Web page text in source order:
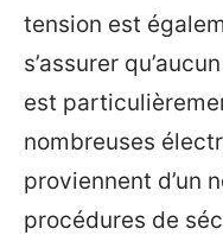
tension est
s’assurer
est
nombreuses
proviennent d’un
procédures de